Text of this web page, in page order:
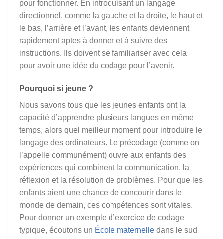
pour fonctionner. En introduisant un langage
directionnel, comme la gauche et la droite, le haut et
le bas, l’arrière et l’avant, les enfants deviennent
rapidement aptes à donner et à suivre des
instructions. Ils doivent se familiariser avec cela
pour avoir une idée du codage pour l’avenir.
Pourquoi si jeune ?
Nous savons tous que les jeunes enfants ont la
capacité d’apprendre plusieurs langues en même
temps, alors quel meilleur moment pour introduire le
langage des ordinateurs. Le précodage (comme on
l’appelle communément) ouvre aux enfants des
expériences qui combinent la communication, la
réflexion et la résolution de problèmes. Pour que les
enfants aient une chance de concourir dans le
monde de demain, ces compétences sont vitales.
Pour donner un exemple d’exercice de codage
typique, écoutons un École maternelle dans le sud